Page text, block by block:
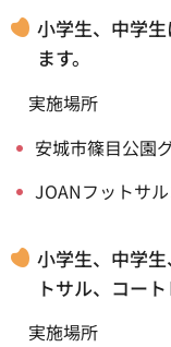
小学生、中学
ます。
実施場所
安城市篠目公園
JOANフットサ
小学生、中学
トサル、コー
実施場所